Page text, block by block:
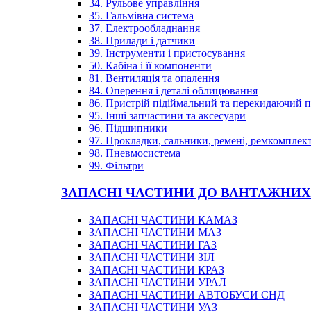
34. Рульове управління
35. Гальмівна система
37. Електрообладнання
38. Прилади і датчики
39. Інструменти і пристосування
50. Кабіна і її компоненти
81. Вентиляція та опалення
84. Оперення і деталі облицювання
86. Пристрій підіймальний та перекидаючий
95. Інші запчастини та аксесуари
96. Підшипники
97. Прокладки, сальники, ремені,
98. Пневмосистема
99. Фільтри
ЗАПАСНІ ЧАСТИНИ ДО
ЗАПАСНІ ЧАСТИНИ КАМАЗ
ЗАПАСНІ ЧАСТИНИ МАЗ
ЗАПАСНІ ЧАСТИНИ ГАЗ
ЗАПАСНІ ЧАСТИНИ ЗІЛ
ЗАПАСНІ ЧАСТИНИ КРАЗ
ЗАПАСНІ ЧАСТИНИ УРАЛ
ЗАПАСНІ ЧАСТИНИ АВТОБУСИ СНД
ЗАПАСНІ ЧАСТИНИ УАЗ